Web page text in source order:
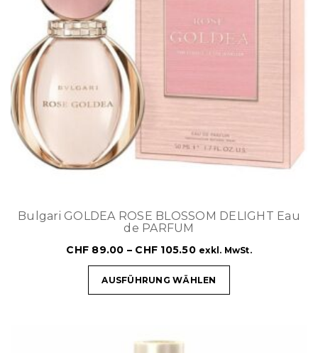
Bulgari GOLDEA ROSE BLOSSOM DELIGHT Eau
de PARFUM
CHF 89.00 – CHF 105.50 exkl. MwSt.
AUSFÜHRUNG WÄHLEN